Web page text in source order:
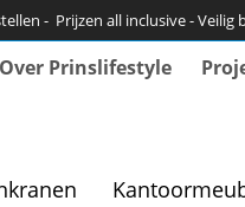
- Prijzen all inclusive - Veilig
Over Prinslifestyle